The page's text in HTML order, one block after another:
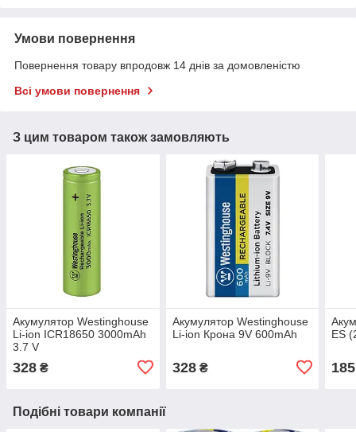
Умови повернення
Повернення товару впродовж 14 днів за домовленістю
Всі умови повернення
З цим товаром також замовляють
Акумулятор Westinghouse
Li-ion ICR18650 3000mAh
3.7 V
328 ₴
Акумулятор Westinghouse
Li-ion Крона 9V 600mAh
328₴
ES
Подібні товари компанії